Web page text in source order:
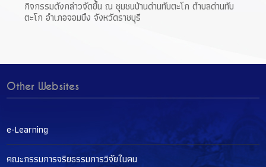
กิจกรรมดังกล่าวจัดขึ้น ณ ชุมชนบ้านด่านทับตะโก ตำบลด่านทับ
ตะโก อำเภอจอมบึง จังหวัดราชบุรี
Other Websites
e-Learning
คณะกรรมการจริยธรรมการวิจัยในคน